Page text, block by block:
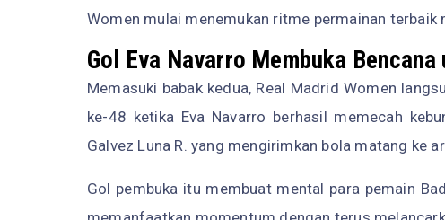
Women mulai menemukan ritme permainan terbaik
Gol Eva Navarro Membuka
Memasuki babak kedua, Real Madrid Women
ke-48 ketika Eva Navarro berhasil memecah
Galvez Luna R. yang mengirimkan bola matang ke
Gol pembuka itu membuat mental para pemain